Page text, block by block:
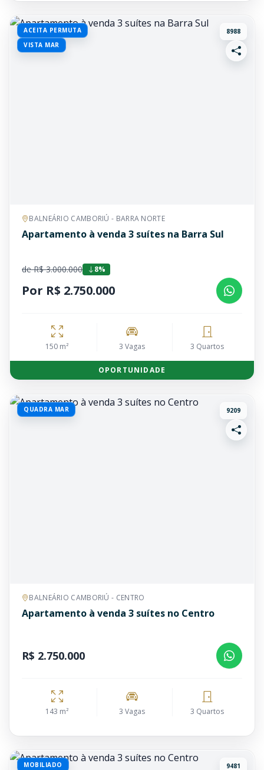
ACEITA PERMUTA
VISTA MAR
8988
BALNEÁRIO CAMBORIÚ - BARRA NORTE
Apartamento à venda 3 suítes na Barra Sul
de R$ 3.000.000 8%
Por R$ 2.750.000
150 m² 3 Vagas 3 Quartos
OPORTUNIDADE
QUADRA MAR 9209
BALNEÁRIO CAMBORIÚ - CENTRO
Apartamento à venda 3 suítes no Centro
R$ 2.750.000
143 m² 3 Vagas 3 Quartos
MOBILIADO 9481